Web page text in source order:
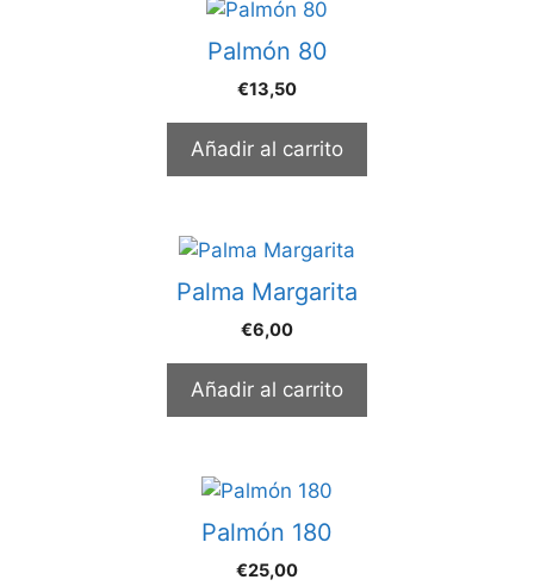
Palmón 80
€13,50
Añadir al carrito
Palma Margarita
€6,00
Añadir al carrito
Palmón 180
€25,00